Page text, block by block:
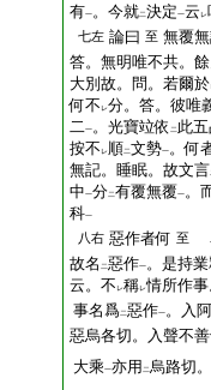
有一。今就二決定一云 レ
七左 論曰 至 無覆
答。無明唯不共。
大別故。問。若爾於
何不 レ分。答。彼唯
二一。光寶竝依 二 此
按不 レ順二文勢一。何
無記。睡眠。故文言
中一分二有覆無覆一。
科一
八右 惡作者何 至
故名 二惡作一。是持
云。不 レ稱レ情所作
事名爲二惡作一。入
惡烏各切。入聲不
大乘一亦用 二烏路切